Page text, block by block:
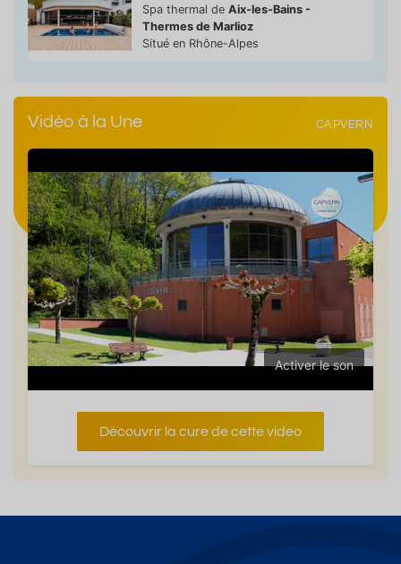
Spa thermal de Aix-les-Bains -
Thermes de Marlioz
Situé en Rhône-Alpes
Vidéo à la Une CAPVERN
Activer le son
Découvrir la cure de cette video